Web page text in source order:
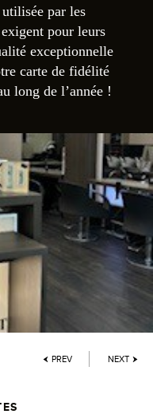
par les
pour leurs
exceptionnelle
carte de fidélité
long de l’année !
PREV NEXT